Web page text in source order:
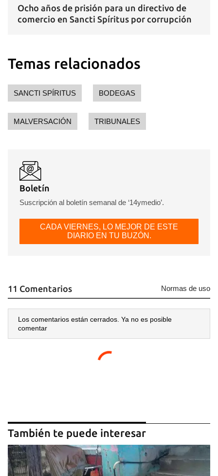
Guardar como favorito
Ocho años de prisión para un directivo de
comercio en Sancti Spíritus por corrupción
Temas relacionados
SANCTI SPÍRITUS BODEGAS
MALVERSACIÓN TRIBUNALES
Boletín
Suscripción al boletín semanal de ‘14ymedio’.
CADA VIERNES, LO MEJOR DE ESTE
DIARIO EN TU BUZÓN.
11 Comentarios Normas de uso
Los comentarios están cerrados. Ya no es posible
comentar
También te puede interesar